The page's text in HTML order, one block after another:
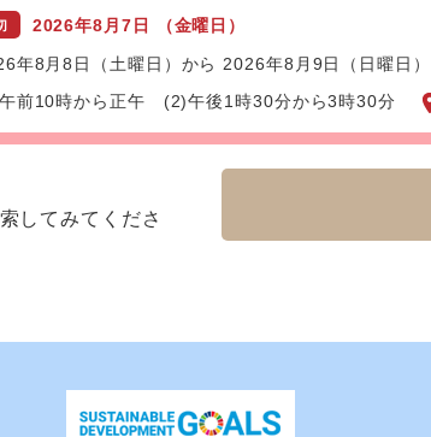
2026年8月7日 （金曜日）
年8月8日（土曜日）から 2026年8月9日（日曜日）
前10時から正午 (2)午後1時30分から3時30分
してみてくださ